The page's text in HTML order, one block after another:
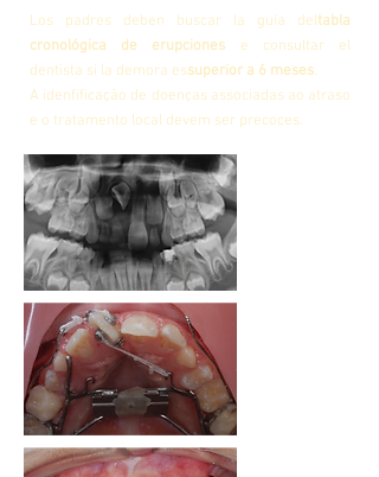
Los padres deben buscar la guía deltabla
cronológica de erupciones e consultar el
dentista si la demora essuperior a 6 meses.
A idenfificação de doenças associadas ao atraso
e o tratamento local devem ser precoces.